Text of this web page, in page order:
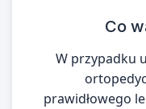
Co
W przypadku
prawidłowego